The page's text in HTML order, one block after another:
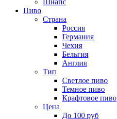
Пиво
Страна
Россия
Германия
Чехия
Бельгия
Англия
Тип
Светлое пиво
Темное пиво
Крафтовое пиво
Цена
До 100 руб